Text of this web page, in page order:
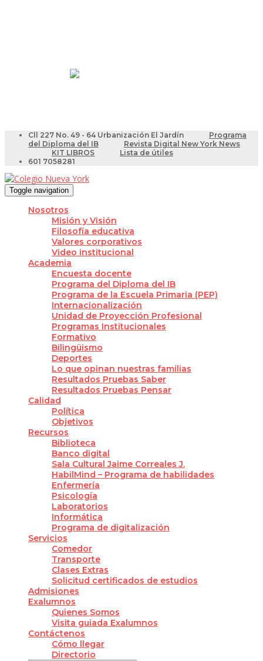
Cll 227 No. 49 - 64 Urbanización El Jardín
Programa
del Diploma del IB
Revista Digital New York News
KIT LIBROS
Lista de útiles
601 7058281
Toggle navigation
Nosotros
Misión y Visión
Filosofía educativa
Valores corporativos
Video institucional
Academia
Encuesta docente
Programa del Diploma del IB
Programa de la Escuela Primaria (PEP)
Internacionalización
Unidad de Proyección Profesional
Programas Institucionales
Formativo
Bilingüismo
Deportes
Lo que opinan nuestras familias
Resultados Pruebas Saber
Resultados Pruebas Pensar
Calidad
Política
Objetivos
Recursos
Biblioteca
Banco digital
Sala Cultural Jaime Correales J.
HabilMind – Programa de habilidades
Enfermería
Psicología
Laboratorios
Informática
Programa de digitalización
Servicios
Comedor
Transporte
Clases Extras
Solicitud certificados de estudios
Admisiones
Exalumnos
Quienes Somos
Visita guiada Exalumnos
Contáctenos
Cómo llegar
Directorio